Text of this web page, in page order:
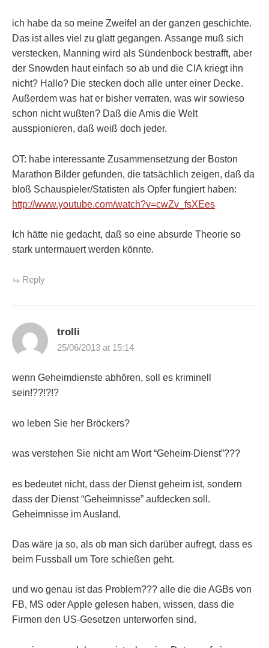
ich habe da so meine Zweifel an der ganzen geschichte.
Das ist alles viel zu glatt gegangen. Assange muß sich
verstecken, Manning wird als Sündenbock bestrafft, aber
der Snowden haut einfach so ab und die CIA kriegt ihn
nicht? Hallo? Die stecken doch alle unter einer Decke.
Außerdem was hat er bisher verraten, was wir sowieso
schon nicht wußten? Daß die Amis die Welt
ausspionieren, daß weiß doch jeder.
OT: habe interessante Zusammensetzung der Boston
Marathon Bilder gefunden, die tatsächlich zeigen, daß da
bloß Schauspieler/Statisten als Opfer fungiert haben:
http://www.youtube.com/watch?v=cwZv_fsXEes
Ich hätte nie gedacht, daß so eine absurde Theorie so
stark untermauert werden könnte.
Reply
trolli
25/06/2013 at 15:14
wenn Geheimdienste abhören, soll es kriminell
sein!??!?!?
wo leben Sie her Bröckers?
was verstehen Sie nicht am Wort “Geheim-Dienst”???
es bedeutet nicht, dass der Dienst geheim ist, sondern
dass der Dienst “Geheimnisse” aufdecken soll.
Geheimnisse im Ausland.
Das wäre ja so, als ob man sich darüber aufregt, dass es
beim Fussball um Tore schießen geht.
und wo genau ist das Problem??? alle die die AGBs von
FB, MS oder Apple gelesen haben, wissen, dass die
Firmen den US-Gesetzen unterworfen sind.